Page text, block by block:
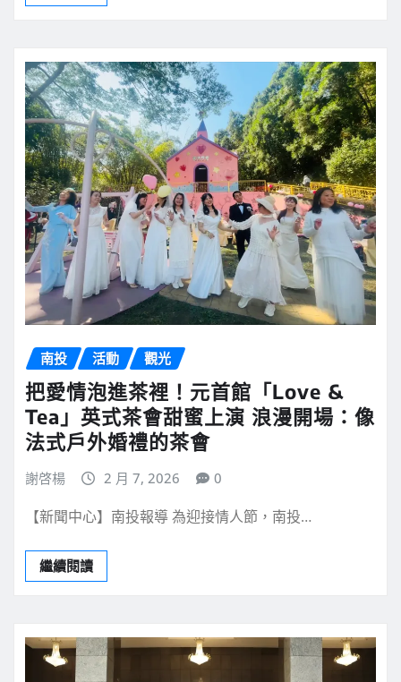
南投 活動 觀光
把愛情泡進茶裡！元首館「Love &
Tea」英式茶會甜蜜上演 浪漫開場：像
法式戶外婚禮的茶會
謝啓楊 2 月 7, 2026 0
【新聞中心】南投報導 為迎接情人節，南投…
繼續閱讀